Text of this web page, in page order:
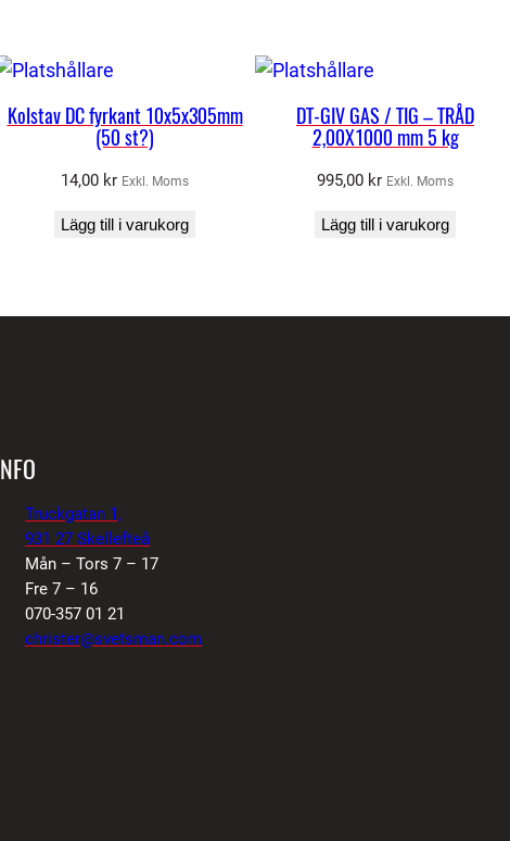
Kolstav DC fyrkant 10x5x305mm
(50 st?)
14,00 kr Exkl. Moms
Lägg till i varukorg
DT-GIV GAS / TIG – TRÅD
2,00X1000 mm 5 kg
995,00 kr Exkl. Moms
Lägg till i varukorg
Truckgatan 1,
931 27 Skellefteå
Mån – Tors 7 – 17
Fre 7 – 16
070-357 01 21
christer@svetsman.com